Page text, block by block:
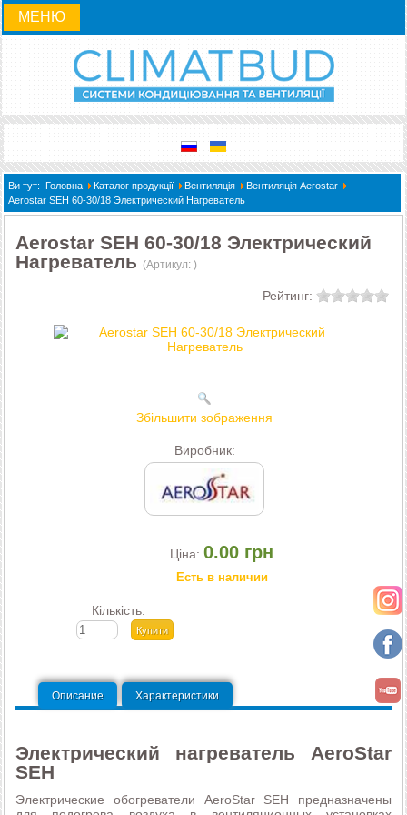
МЕНЮ
Ви тут: Головна Каталог продукції Вентиляція
Вентиляція Aerostar
Aerostar SEH 60-30/18 Электрический Нагреватель
Aerostar SEH 60-30/18 Электрический
Нагреватель (Артикул: )
Рейтинг:
Збільшити зображення
Виробник:
Ціна: 0.00 грн
Есть в наличии
Кількість:
Описание Характеристики
Электрический нагреватель AeroStar
SEH
Электрические обогреватели AeroStar SEH предназначены